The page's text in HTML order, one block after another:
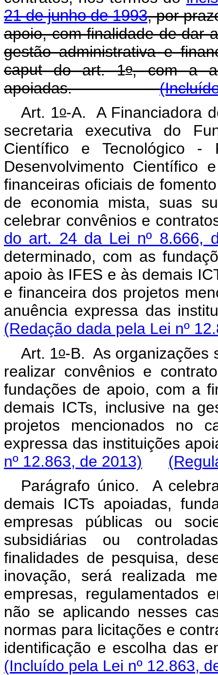
21 de junho de 1993, por
apoio, com finalidade de dar
gestão administrativa e
caputdo art. 1o, com a
apoiadas.
Art. 1o-A. A Financiadora
secretaria executiva do
Científico e Tecnológico -
Desenvolvimento Científico
financeiras oficiais de
de economia mista, suas
celebrar convênios e
do art. 24 da Lei nº 8.666,
determinado, com as
apoio às IFES e às demais
e financeira dos projetos
anuência expressa
(Redação dada pela Lei nº
Art. 1o-B. As organizações
realizar convênios e
fundações de apoio, com a
demais ICTs, inclusive na
projetos mencionados no
expressa das
nº 12.863, de 2013)
Parágrafo único. A
demais ICTs apoiadas,
empresas públicas ou
subsidiárias ou
finalidades de pesquisa,
inovação, será realizada
empresas, regulamentados
não se aplicando nesses
normas para licitações e
identificação e
(Incluído pela Lei nº 12.863,